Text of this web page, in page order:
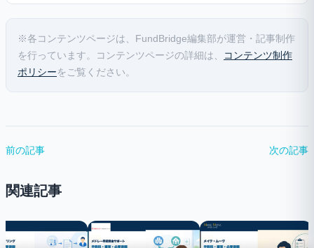
クタリングを利用した方から寄せられた口コミも収集・掲載
ています。各社の公式情報だけでなく、現場の体験談も踏ま
えた多角的な視点で、信頼性の高いコンテンツ制作に取り組
※各コンテンツページは、FundBridge編集部が運営・記事制作
を行っています。コンテンツページの詳細は、
コンテンツ制作
ポリシーをご覧ください。
前の記事 次の記事
関連記事